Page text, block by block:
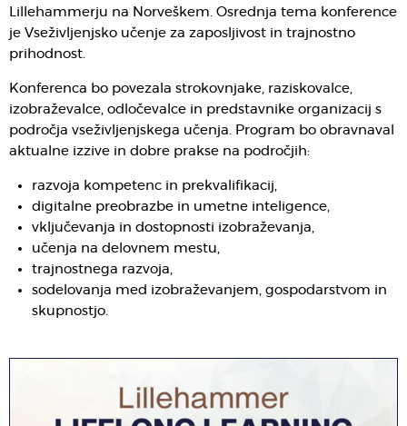
Lillehammerju na Norveškem. Osrednja tema konference
je Vseživljenjsko učenje za zaposljivost in trajnostno
prihodnost.
Konferenca bo povezala strokovnjake, raziskovalce,
izobraževalce, odločevalce in predstavnike organizacij s
področja vseživljenjskega učenja. Program bo obravnaval
aktualne izzive in dobre prakse na področjih:
razvoja kompetenc in prekvalifikacij,
digitalne preobrazbe in umetne inteligence,
vključevanja in dostopnosti izobraževanja,
učenja na delovnem mestu,
trajnostnega razvoja,
sodelovanja med izobraževanjem, gospodarstvom in
skupnostjo.